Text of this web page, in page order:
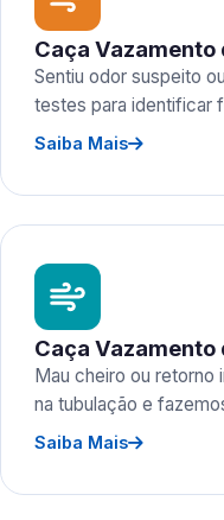
Caça Vazamento
Sentiu odor suspeito
testes para identificar
Saiba Mais
Caça Vazamento
Mau cheiro ou retorno
na tubulação e
Saiba Mais